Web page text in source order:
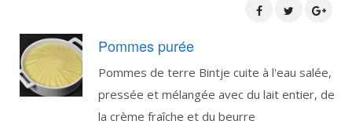
Pommes purée
Pommes de terre Bintje cuite à l'eau salée,
pressée et mélangée avec du lait entier, de
la crème fraîche et du beurre